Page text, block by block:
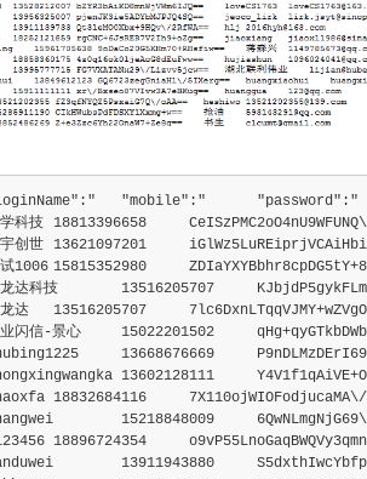
"loginName":"	"mobile":"
学科技	18813396658
宇创世	13621097201
试1006	15815352980
泉龙达科技	13516205707
龙达	13516205707
业闪信-景心	15022201502
zhubing1225	13668676669
13602128111
18832684116
zhangwei	15218848009
18896724354
yanduwei	13911943880